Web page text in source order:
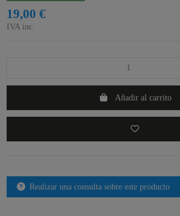
19,00 €
IVA inc.
Añadir al carrito
Realizar una consulta sobre este producto